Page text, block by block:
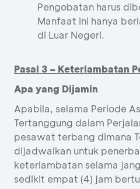
Pengobatan harus
Manfaat ini hanya
di Luar Negeri.
Pasal 3 – Keterlambatan
Apa yang Dijamin
Apabila, selama Periode
Tertanggung dalam
pesawat terbang dimana
dijadwalkan untuk
keterlambatan selama
sedikit empat (4) jam